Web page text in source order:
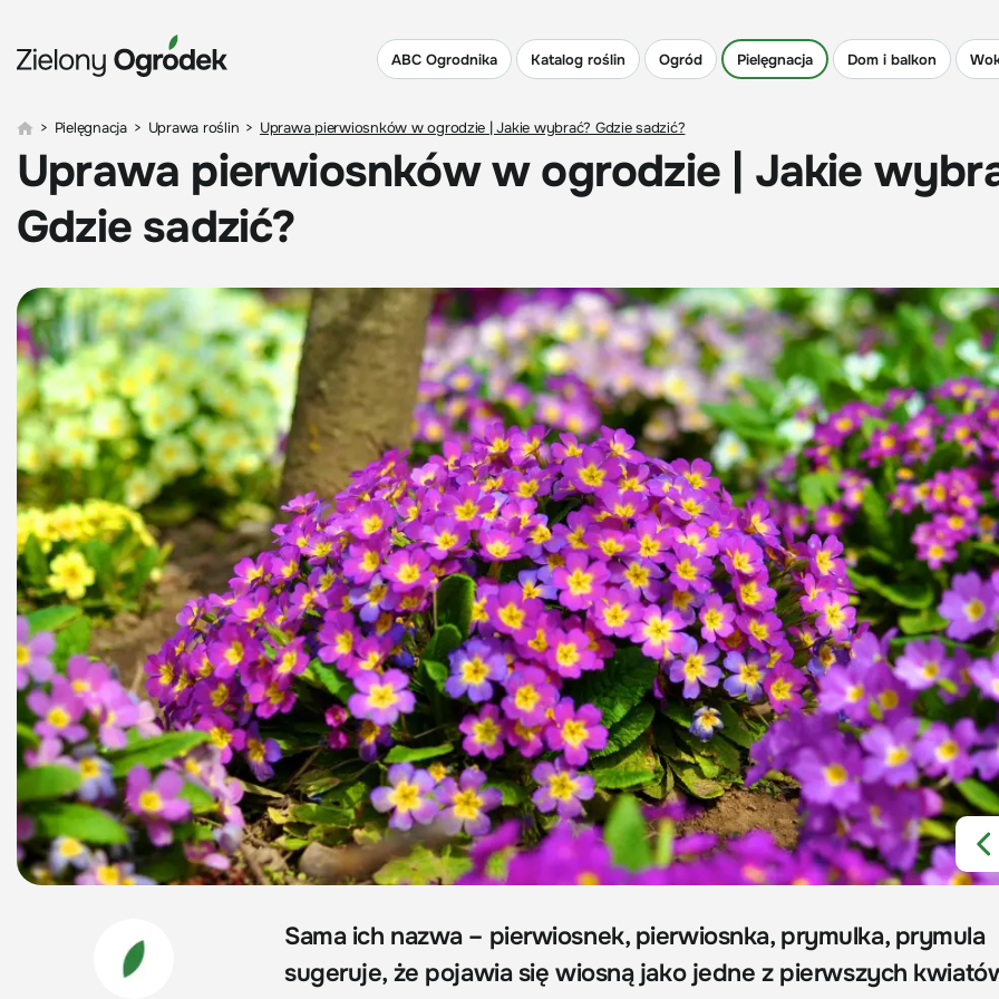
ABC Ogrodnika Katalog roślin Ogród Pielęgnacja Dom i balkon
> Pielęgnacja > Uprawa roślin > Uprawa pierwiosnków w ogrodzie | Jakie wybrać? Gdzie sadzić?
Uprawa pierwiosnków w ogrodzie | Jakie
Gdzie sadzić?
Sama ich nazwa – pierwiosnek, pierwiosnka, prymulka, prymula
sugeruje, że pojawia się wiosną jako jedne z pierwszych